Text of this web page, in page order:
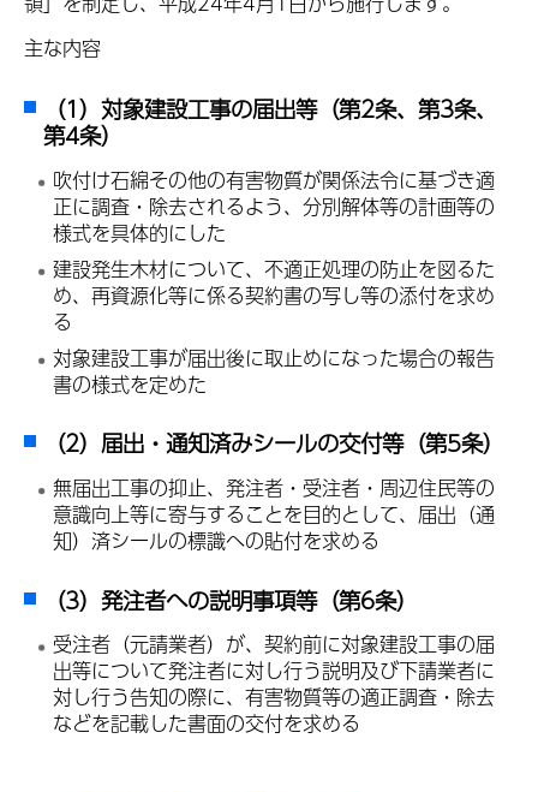
主な内容
（1）対象建設工事の届出等（第2条、第3条、
第4条）
吹付け石綿その他の有害物質が関係法令に基づき適
正に調査・除去されるよう、分別解体等の計画等の
様式を具体的にした
建設発生木材について、不適正処理の防止を図るた
め、再資源化等に係る契約書の写し等の添付を求め
る
対象建設工事が届出後に取止めになった場合の報告
書の様式を定めた
（2）届出・通知済みシールの交付等（第5条）
無届出工事の抑止、発注者・受注者・周辺住民等の
意識向上等に寄与することを目的として、届出（通
知）済シールの標識への貼付を求める
（3）発注者への説明事項等（第6条）
受注者（元請業者）が、契約前に対象建設工事の届
出等について発注者に対し行う説明及び下請業者に
対し行う告知の際に、有害物質等の適正調査・除去
などを記載した書面の交付を求める